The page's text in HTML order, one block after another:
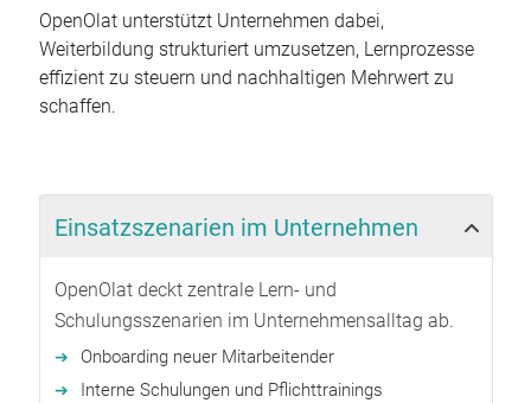
OpenOlat unterstützt Unternehmen dabei,
Weiterbildung strukturiert umzusetzen, Lernprozesse
effizient zu steuern und nachhaltigen Mehrwert zu
schaffen.
Einsatzszenarien im Unternehmen
OpenOlat deckt zentrale Lern- und
Schulungsszenarien im Unternehmensalltag ab.
Onboarding neuer Mitarbeitender
Interne Schulungen und Pflichttrainings